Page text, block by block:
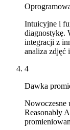
Intuicyjne i
diagnostykę.
integracji z
analiza zdjęć
4
Dawka
Nowoczesne
Reasonably